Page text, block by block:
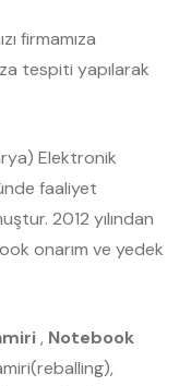
firmamıza
tespiti yapılarak
Elektronik
faaliyet
2012 yılından
onarım ve yedek
, Notebook